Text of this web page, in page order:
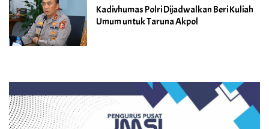
Kadivhumas Polri Dijadwalkan Beri Kuliah
Umum untuk Taruna Akpol